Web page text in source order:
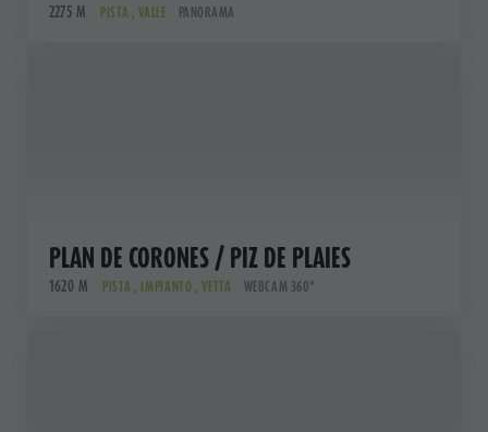
2275 M PISTA , VALLE PANORAMA
PLAN DE CORONES / PIZ DE PLAIES
1620 M PISTA , IMPIANTO , VETTA WEBCAM 360°